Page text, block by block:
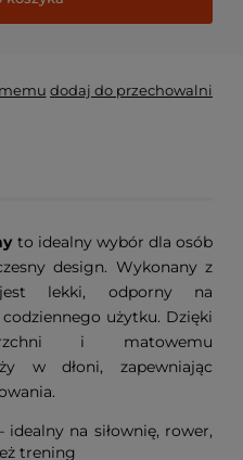
dodaj do przechowalni
to idealny wybór dla osób
design. Wykonany z
jest lekki, odporny na
użytku. Dzięki
i matowemu
w dłoni, zapewniając
idealny na siłownię, rower,
trening